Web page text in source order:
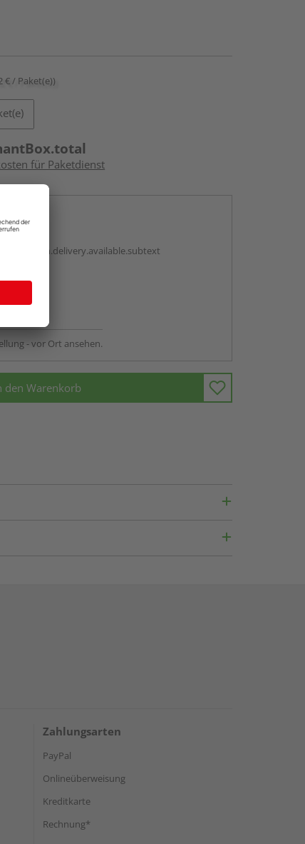
€ / Paket(e))
für Paketdienst
- vor Ort ansehen.
den Warenkorb
Zahlungsarten
PayPal
Onlineüberweisung
Kreditkarte
Rechnung*